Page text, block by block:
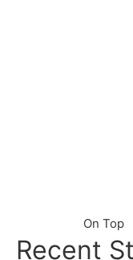
On Top
Recent